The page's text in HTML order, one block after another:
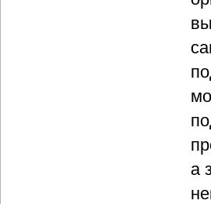
а